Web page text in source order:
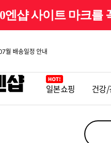
엔샵 사이트 마크를
주년 감사제
월 배송일정 안내
월 배송일정 안내
주년 감사제
월 배송일정 안내
주년 감사제 2탄일본쇼핑 건강